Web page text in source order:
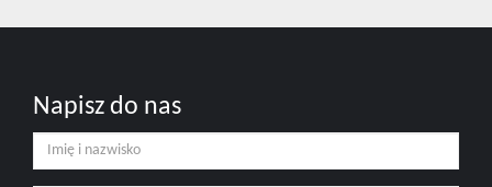
Napisz do nas